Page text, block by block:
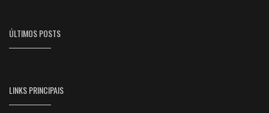
ÚLTIMOS POSTS
LINKS PRINCIPAIS